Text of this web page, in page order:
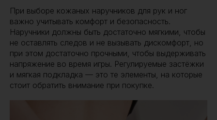
При выборе кожаных наручников для рук и ног
важно учитывать комфорт и безопасность.
Наручники должны быть достаточно мягкими, чтобы
не оставлять следов и не вызывать дискомфорт, но
при этом достаточно прочными, чтобы выдерживать
напряжение во время игры. Регулируемые застёжки
и мягкая подкладка — это те элементы, на которые
стоит обратить внимание при покупке.